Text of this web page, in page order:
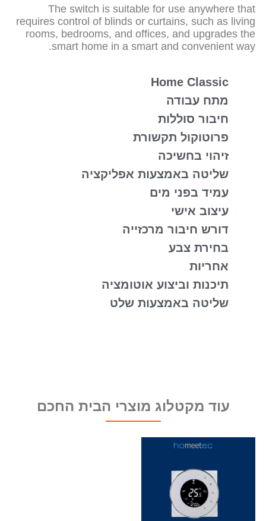
The switch is suitable for use anywhere that
requires control of blinds or curtains, such as living
rooms, bedrooms, and offices, and upgrades the
smart home in a smart and convenient way.
Home Classic​
מתח עבודה
חיבור סוללות
פרוטוקול תקשורת
זיהוי בחשיכה
שליטה באמצעות אפליקציה
עמיד בפני מים
עיצוב אישי
דורש חיבור מרכזייה
בחירת צבע
אחריות
תיכנות וביצוע אוטומציה
שליטה באמצעות שלט
עוד מקטלוג מוצרי הבית החכם